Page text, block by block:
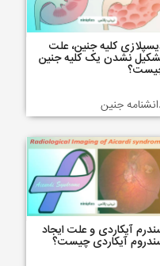
کلیه جنین، علت
نشدن یک کلیه جنین
جنین
آیکاردی و علت ایجاد
آیکاردی چیست؟